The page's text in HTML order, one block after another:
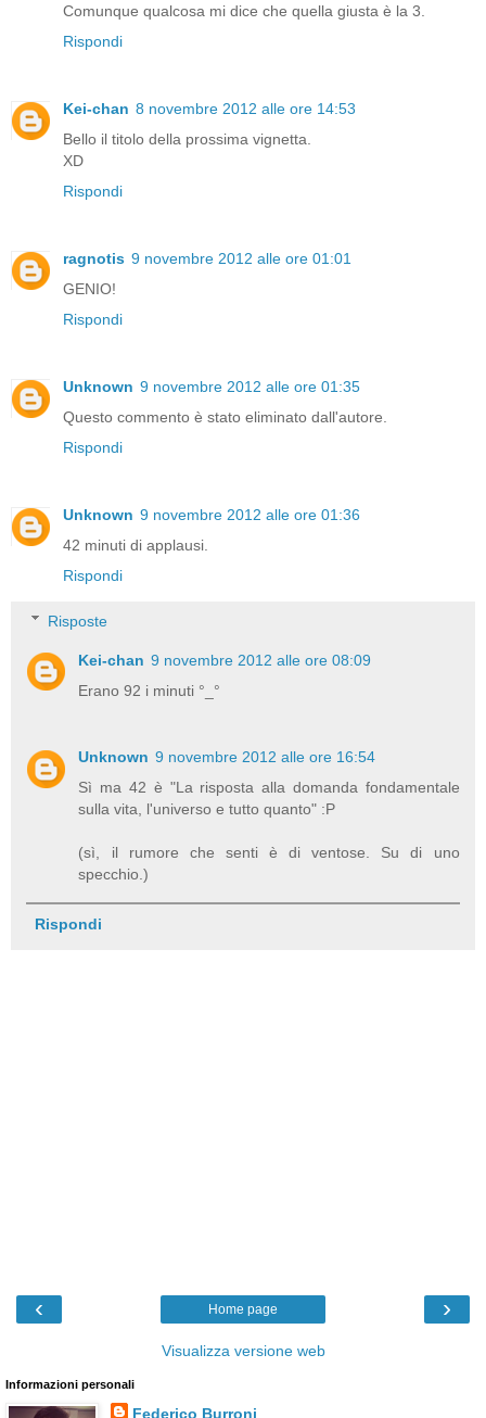
Comunque qualcosa mi dice che quella giusta è la 3.
Rispondi
Kei-chan 8 novembre 2012 alle ore 14:53
Bello il titolo della prossima vignetta.
XD
Rispondi
ragnotis 9 novembre 2012 alle ore 01:01
GENIO!
Rispondi
Unknown 9 novembre 2012 alle ore 01:35
Questo commento è stato eliminato dall'autore.
Rispondi
Unknown 9 novembre 2012 alle ore 01:36
42 minuti di applausi.
Rispondi
Risposte
Kei-chan 9 novembre 2012 alle ore 08:09
Erano 92 i minuti °_°
Unknown 9 novembre 2012 alle ore 16:54
Sì ma 42 è "La risposta alla domanda fondamentale
sulla vita, l'universo e tutto quanto" :P
(sì, il rumore che senti è di ventose. Su di uno
specchio.)
Rispondi
‹ ›
Home page
Visualizza versione web
Informazioni personali
Federico Burroni